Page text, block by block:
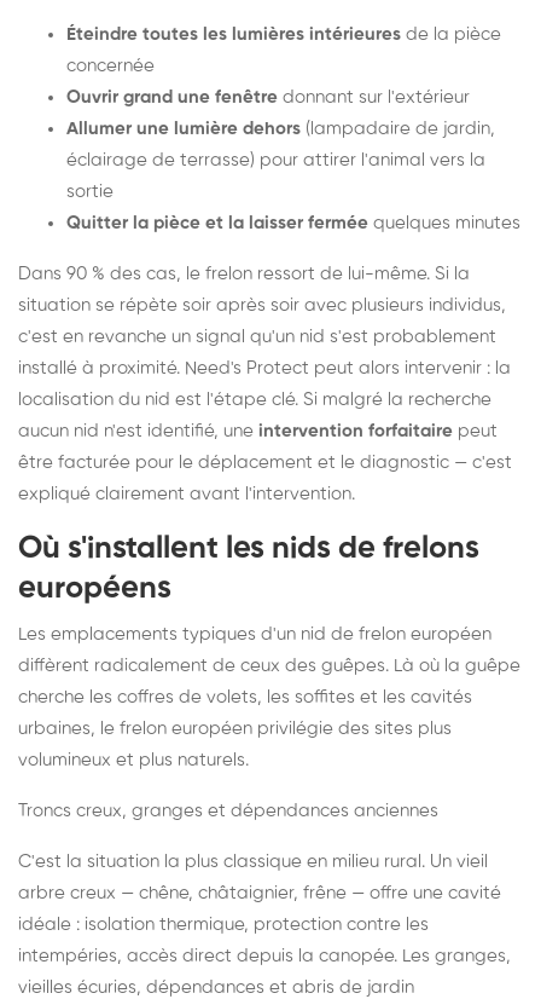
Éteindre toutes les lumières intérieures de la pièce
concernée
Ouvrir grand une fenêtre donnant sur l'extérieur
Allumer une lumière dehors (lampadaire de jardin,
éclairage de terrasse) pour attirer l'animal vers la
sortie
Quitter la pièce et la laisser fermée quelques minutes
Dans 90 % des cas, le frelon ressort de lui-même. Si la
situation se répète soir après soir avec plusieurs individus,
c'est en revanche un signal qu'un nid s'est probablement
installé à proximité. Need's Protect peut alors intervenir : la
localisation du nid est l'étape clé. Si malgré la recherche
aucun nid n'est identifié, une intervention forfaitaire peut
être facturée pour le déplacement et le diagnostic — c'est
expliqué clairement avant l'intervention.
Où s'installent les nids de frelons
européens
Les emplacements typiques d'un nid de frelon européen
diffèrent radicalement de ceux des guêpes. Là où la guêpe
cherche les coffres de volets, les soffites et les cavités
urbaines, le frelon européen privilégie des sites plus
volumineux et plus naturels.
Troncs creux, granges et dépendances anciennes
C'est la situation la plus classique en milieu rural. Un vieil
arbre creux — chêne, châtaignier, frêne — offre une cavité
idéale : isolation thermique, protection contre les
intempéries, accès direct depuis la canopée. Les granges,
vieilles écuries, dépendances et abris de jardin